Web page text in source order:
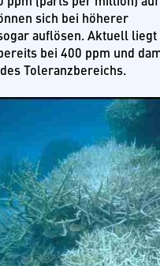
sich bei höherer
auflösen. Aktuell liegt
bei 400 ppm und
Toleranzbereichs.